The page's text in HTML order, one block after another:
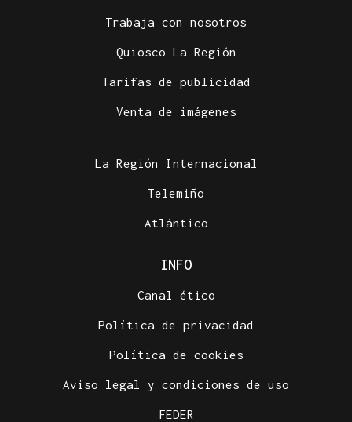
Trabaja con nosotros
Quiosco La Región
Tarifas de publicidad
Venta de imágenes
La Región Internacional
Telemiño
Atlántico
INFO
Canal ético
Política de privacidad
Política de cookies
Aviso legal y condiciones de uso
FEDER